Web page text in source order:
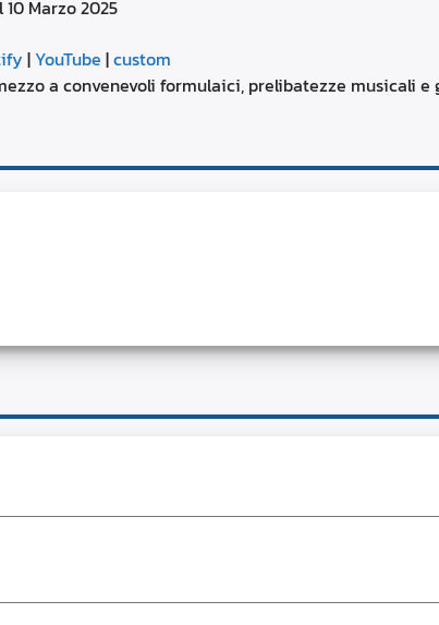
volume.
Marzo 2025
| YouTube |custom
a convenevoli formulaici, prelibatezze musicali e